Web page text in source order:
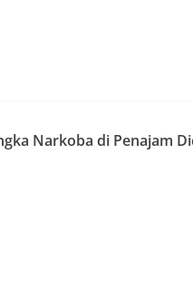
Narkoba di Penajam